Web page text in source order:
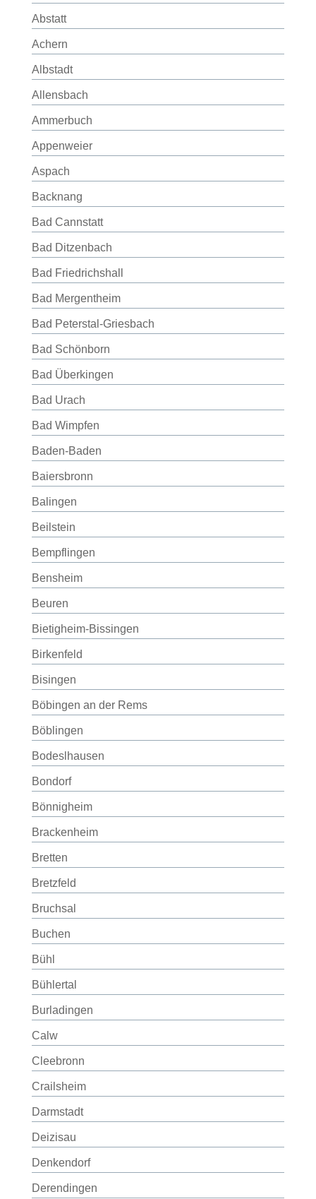
Abstatt
Achern
Albstadt
Allensbach
Ammerbuch
Appenweier
Aspach
Backnang
Bad Cannstatt
Bad Ditzenbach
Bad Friedrichshall
Bad Mergentheim
Bad Peterstal-Griesbach
Bad Schönborn
Bad Überkingen
Bad Urach
Bad Wimpfen
Baden-Baden
Baiersbronn
Balingen
Beilstein
Bempflingen
Bensheim
Beuren
Bietigheim-Bissingen
Birkenfeld
Bisingen
Böbingen an der Rems
Böblingen
Bodeslhausen
Bondorf
Bönnigheim
Brackenheim
Bretten
Bretzfeld
Bruchsal
Buchen
Bühl
Bühlertal
Burladingen
Calw
Cleebronn
Crailsheim
Darmstadt
Deizisau
Denkendorf
Derendingen